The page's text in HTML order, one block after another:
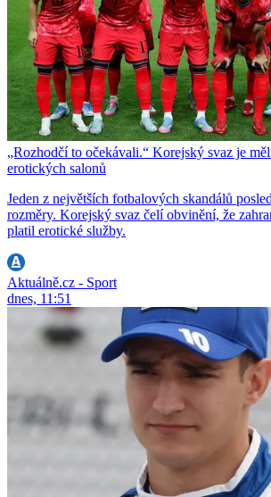
„Rozhodčí to očekávali.“ Korejský svaz je
erotických salonů
Jeden z největších fotbalových skandálů
rozměry. Korejský svaz čelí obvinění, že
platil erotické služby.
Aktuálně.cz - Sport
dnes, 11:51